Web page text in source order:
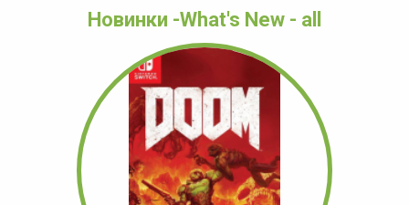
Новинки -What's New - all